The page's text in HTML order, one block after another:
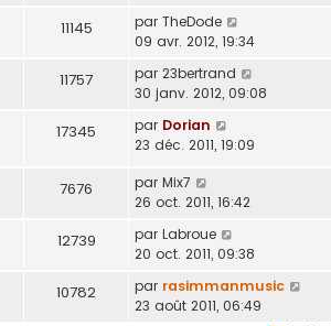
11145 par TheDode
09 avr. 2012, 19:34
11757 par 23bertrand
30 janv. 2012, 09:08
17345 par Dorian
23 déc. 2011, 19:09
7676 par Mix7
26 oct. 2011, 16:42
12739 par Labroue
20 oct. 2011, 09:38
10782 par rasimmanmusic
23 août 2011, 06:49